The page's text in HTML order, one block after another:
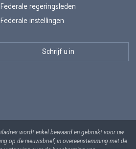
Federale regeringsleden
Federale instellingen
wordt enkel bewaard en gebruikt voor uw
op de nieuwsbrief, in overeenstemming met de